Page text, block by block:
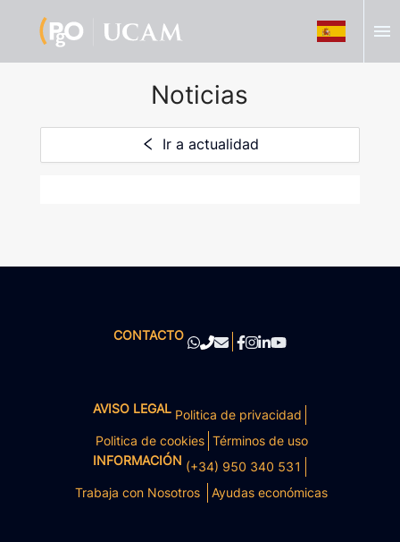
menu
Noticias
Ir a actualidad
CONTACTO
AVISO LEGAL Politica de privacidad
Politica de cookies Términos de uso
INFORMACIÓN (+34) 950 340 531
Trabaja con Nosotros
Ayudas económicas